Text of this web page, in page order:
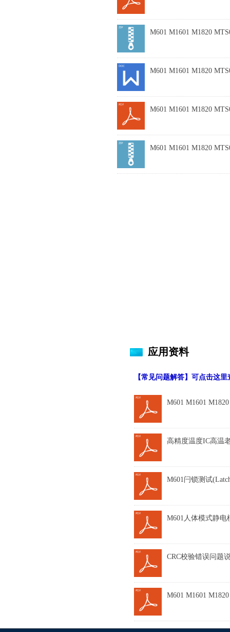
应用资料
M601 M1601 M1820
M601 M1601 M1820
M601 M1601 M1820
M601 M1601 M1820
M601 M1601
高精度温度IC高温
M601闩锁测试
M601人体模式静
CRC校验错误问题
M601 M1601
【常见问题解答】可点击这里